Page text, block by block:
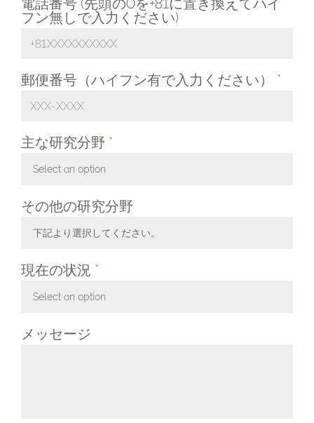
電話番号 (先頭の0を+81に置き換えてハイ
フン無しで入力ください)
郵便番号（ハイフン有で入力ください） *
主な研究分野 *
Select an option
その他の研究分野
下記より選択してください。
現在の状況 *
Select an option
メッセージ